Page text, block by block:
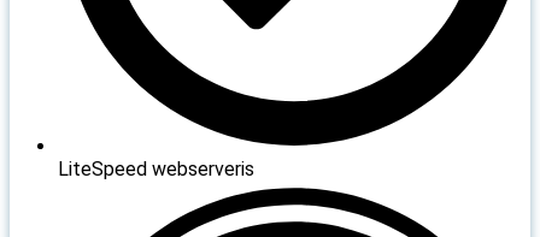
LiteSpeed webserveris